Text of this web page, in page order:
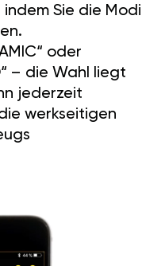
Sie die Modi
oder
– die Wahl liegt
jederzeit
werkseitigen